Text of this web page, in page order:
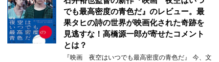
でも最高密度の青色だ』のレビュー。最
果タヒの詩の世界が映画化された奇跡を
見逃すな！高橋源一郎が寄せたコメント
とは？
『映画 夜空はいつでも最高密度の青色だ』 今、文